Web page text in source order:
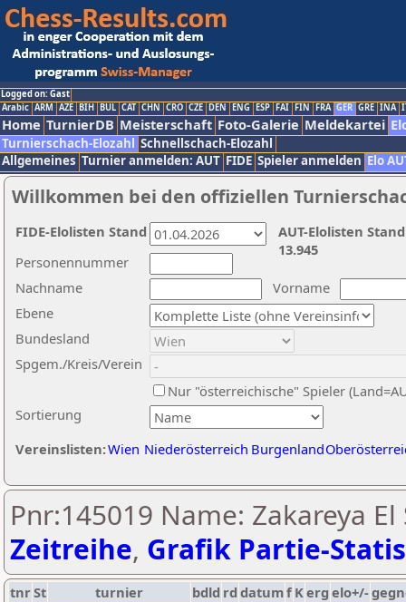
Logged on: Gast
Arabic ARM AZE BIH BUL CAT CHN CRO CZE DEN ENG ESP FAI FIN FRA GER GRE INA
Home TurnierDB Meisterschaft Foto-Galerie Meldekartei
Turnierschach-Elozahl Schnellschach-Elozahl
Allgemeines Turnier anmelden: AUT FIDE Spieler anmelden Elo
Willkommen bei den offiziellen
Nachname
Vorname
Ebene
Sortierung
Personennummer
Bundesland
Spgem./Kreis/Verein
Nur "österreichische" Spieler
Vereinslisten:Wien Niederösterreich Burgenland
AUT-Elolisten
13.945
FIDE-Elolisten Stand
Pnr:145019 Name: Zakareya
Zeitreihe, Grafik Partie-
tnrSt turnier bdld rd datumf Kerg elo+/-